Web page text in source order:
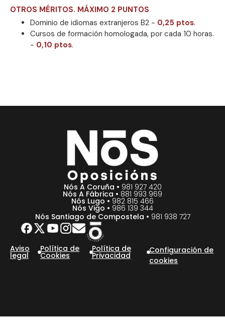
OTROS MÉRITOS. MÁXIMO 2 PUNTOS
Dominio de idiomas extranjeros B2 - 0,25 ptos.
Cursos de formación homologada, por cada 10 horas.
- 0,10 ptos.
Nós A Coruña • 981 927 420
Nós A Fábrica • 881 993 969
Nós Lugo • 982 815 466
Nós Vigo • 986 139 344
Nós Santiago de Compostela • 981 938 727
Aviso
legal
Política de
Cookies
Política de
Privacidad
Configuración de
cookies